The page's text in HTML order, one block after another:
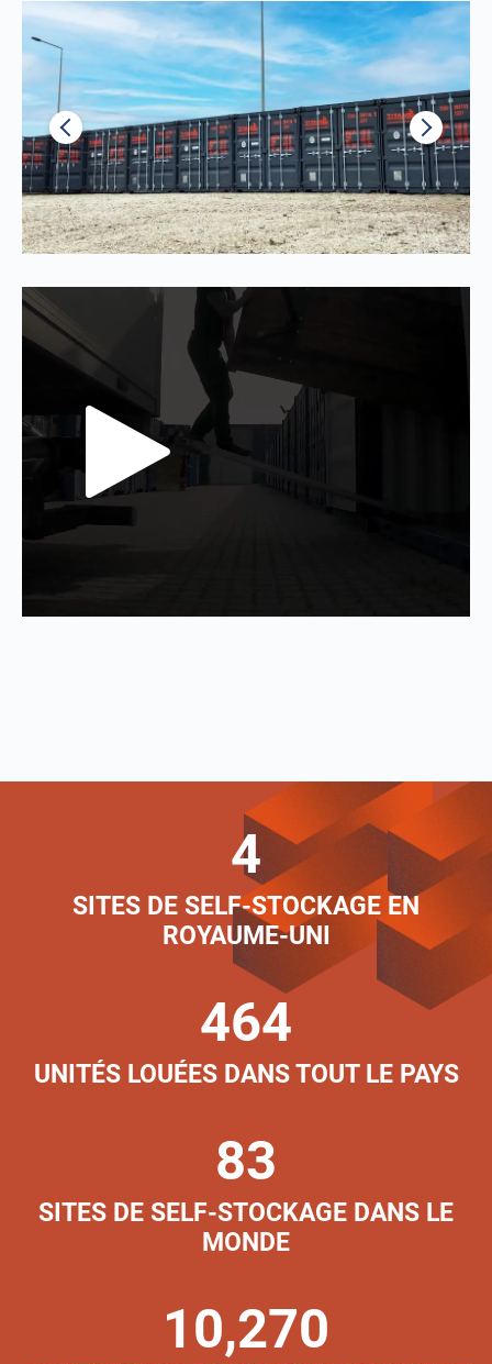
4
SITES DE SELF-STOCKAGE EN
ROYAUME-UNI
464
UNITÉS LOUÉES DANS TOUT LE PAYS
83
SITES DE SELF-STOCKAGE DANS LE
MONDE
10,270